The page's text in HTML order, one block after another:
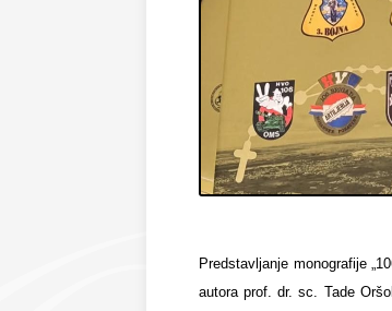
Predstavljanje monografije
autora prof. dr. sc. Tade